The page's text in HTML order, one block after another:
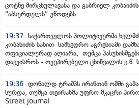
ცოტნე მირცხულავასა და გაბრიელ
"აბსურდულს" უწოდებს
19:37 საქართველოს პოლიტიკურმა
კობახიძის სახით სამხედრო აგრესიაში
ოფიციალურად აღიარა, თუმცა
დაეკისროს - ოკუპირებული ცხინვალის ე.წ.
19:36 დონალდ ტრამპს ირანთან ომში
სურდა, თუმცა თეირანმა უფრო მკაცრი
Street Journal